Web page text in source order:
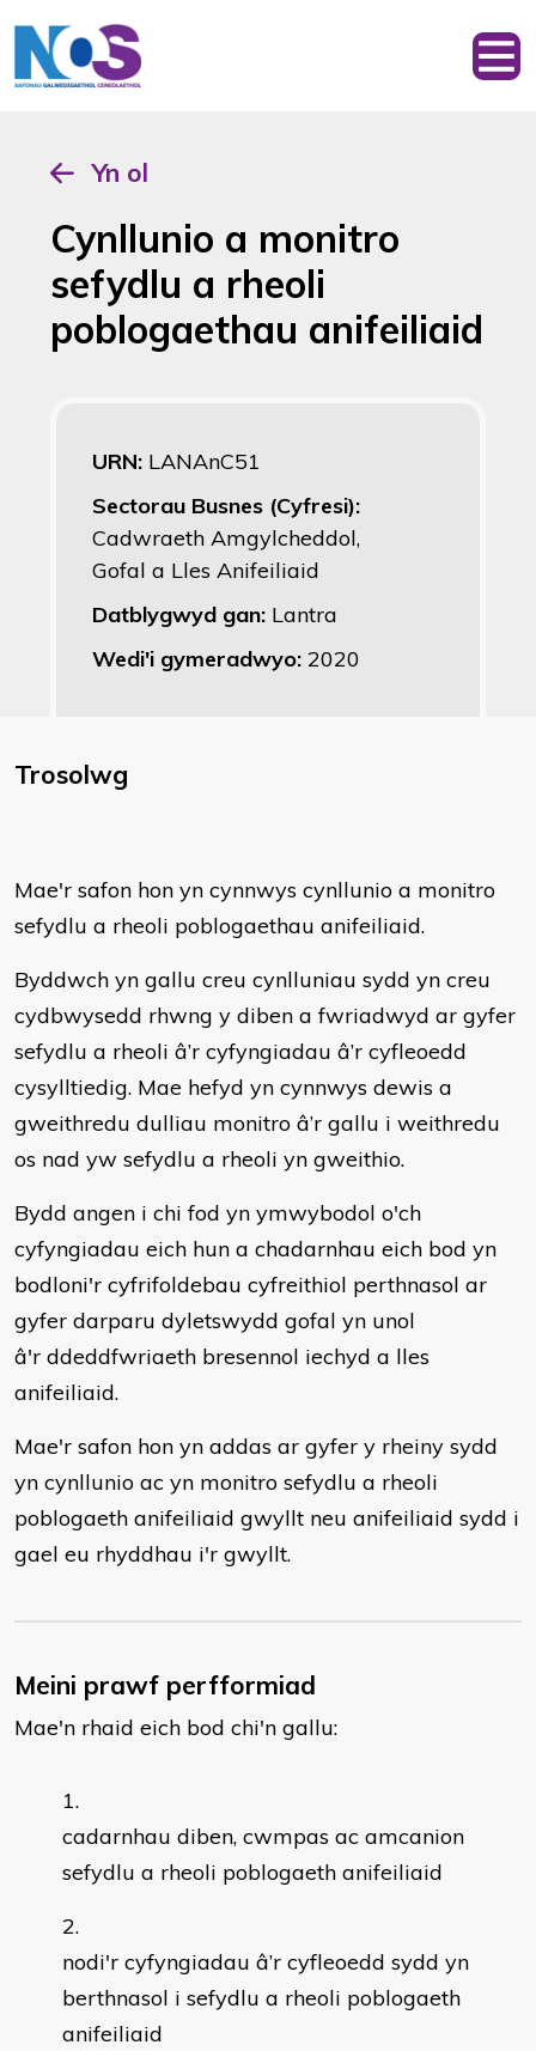
Yn ol
Cynllunio a monitro
sefydlu a rheoli
poblogaethau anifeiliaid
URN: LANAnC51
Sectorau Busnes (Cyfresi):
Cadwraeth Amgylcheddol,
Gofal a Lles Anifeiliaid
Datblygwyd gan: Lantra
Wedi'i gymeradwyo: 2020
Trosolwg
Mae'r safon hon yn cynnwys cynllunio a monitro
sefydlu a rheoli poblogaethau anifeiliaid.
Byddwch yn gallu creu cynlluniau sydd yn creu
cydbwysedd rhwng y diben a fwriadwyd ar gyfer
sefydlu a rheoli â’r cyfyngiadau â’r cyfleoedd
cysylltiedig. Mae hefyd yn cynnwys dewis a
gweithredu dulliau monitro â’r gallu i weithredu
os nad yw sefydlu a rheoli yn gweithio.
Bydd angen i chi fod yn ymwybodol o'ch
cyfyngiadau eich hun a chadarnhau eich bod yn
bodloni'r cyfrifoldebau cyfreithiol perthnasol ar
gyfer darparu dyletswydd gofal yn unol
â'r ddeddfwriaeth bresennol iechyd a lles
anifeiliaid.
Mae'r safon hon yn addas ar gyfer y rheiny sydd
yn cynllunio ac yn monitro sefydlu a rheoli
poblogaeth anifeiliaid gwyllt neu anifeiliaid sydd i
gael eu rhyddhau i'r gwyllt.
Meini prawf perfformiad
Mae'n rhaid eich bod chi'n gallu:
cadarnhau diben, cwmpas ac amcanion
sefydlu a rheoli poblogaeth anifeiliaid
nodi'r cyfyngiadau â’r cyfleoedd sydd yn
berthnasol i sefydlu a rheoli poblogaeth
anifeiliaid